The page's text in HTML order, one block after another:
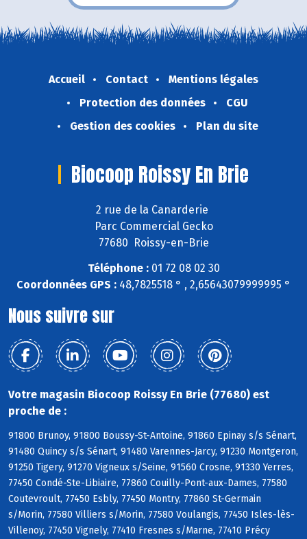
Accueil Contact
Mentions légales
Protection des données
CGU
Gestion des cookies
Plan du site
Biocoop Roissy En Brie
2 rue de la Canarderie
Parc Commercial Gecko
77680 Roissy-en-Brie
Téléphone :01 72 08 02 30
Coordonnées GPS : 48,7825518 ° , 2,65643079999995 °
Nous suivre sur
Votre magasin Biocoop Roissy En Brie (77680) est
proche de :
91800 Brunoy, 91800 Boussy-St-Antoine, 91860 Epinay s/s Sénart,
91480 Quincy s/s Sénart, 91480 Varennes-Jarcy, 91230 Montgeron,
91250 Tigery, 91270 Vigneux s/Seine, 91560 Crosne, 91330 Yerres,
77450 Condé-Ste-Libiaire, 77860 Couilly-Pont-aux-Dames, 77580
Coutevroult, 77450 Esbly, 77450 Montry, 77860 St-Germain
s/Morin, 77580 Villiers s/Morin, 77580 Voulangis, 77450 Isles-lès-
Villenoy, 77450 Vignely, 77410 Fresnes s/Marne, 77410 Précy